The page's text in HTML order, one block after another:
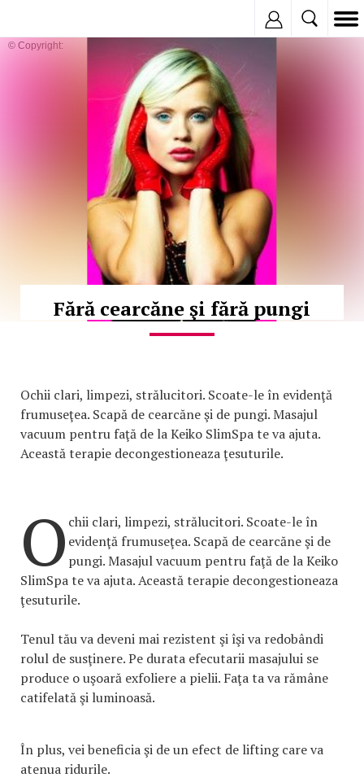
© Copyright:
Fără cearcăne şi fără pungi
Ochii clari, limpezi, strălucitori. Scoate-le în evidenţă
frumuseţea. Scapă de cearcăne şi de pungi. Masajul
vacuum pentru faţă de la Keiko SlimSpa te va ajuta.
Această terapie decongestioneaza ţesuturile.
O chii clari, limpezi, strălucitori. Scoate-le în
evidenţă frumuseţea. Scapă de cearcăne şi de
pungi. Masajul vacuum pentru faţă de la Keiko
SlimSpa te va ajuta. Această terapie decongestioneaza
ţesuturile.
Tenul tău va deveni mai rezistent şi îşi va redobândi
rolul de susţinere. Pe durata efecutarii masajului se
produce o uşoară exfoliere a pielii. Faţa ta va rămâne
catifelată şi luminoasă.
În plus, vei beneficia şi de un efect de lifting care va
atenua ridurile.